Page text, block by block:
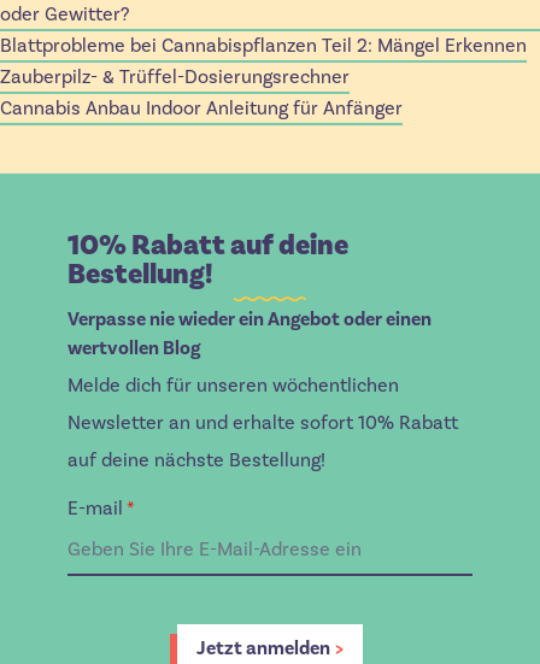
oder Gewitter?
Blattprobleme bei Cannabispflanzen Teil 2: Mängel Erkennen
Zauberpilz- & Trüffel-Dosierungsrechner
Cannabis Anbau Indoor Anleitung für Anfänger
10% Rabatt auf deine
Bestellung!
Verpasse nie wieder ein Angebot oder einen
wertvollen Blog
Melde dich für unseren wöchentlichen
Newsletter an und erhalte sofort 10% Rabatt
auf deine nächste Bestellung!
E-mail *
Jetzt anmelden >